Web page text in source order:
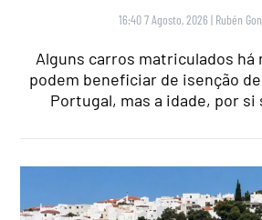
16:40 7 Agosto, 2026 | Rubén
Alguns carros matriculados há
podem beneficiar de isenção de
Portugal, mas a idade, por si